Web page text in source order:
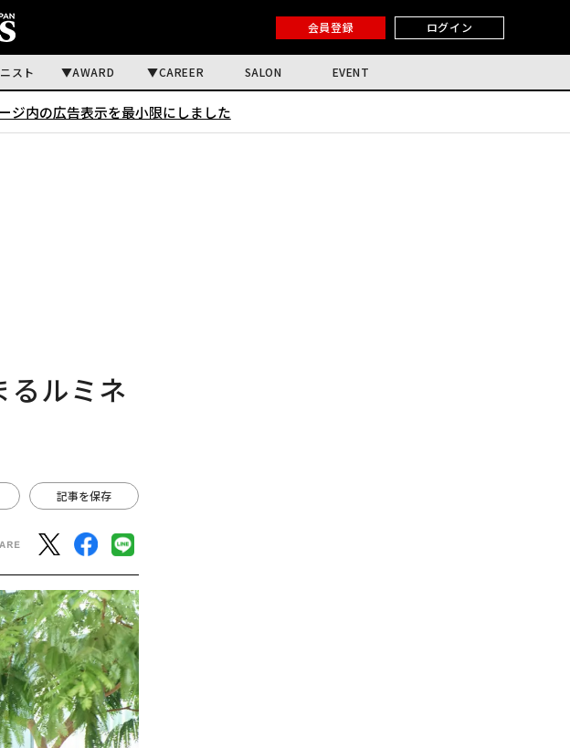
会員登録 ログイン
スト AWARD CAREER SALON EVENT
ジ内の広告表示を最小限にしました
るルミネ
記事を保存